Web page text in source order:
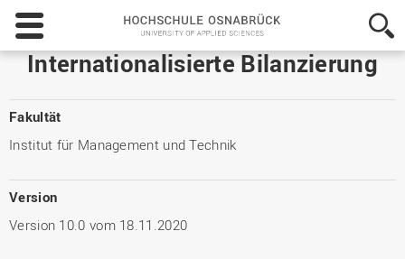
Hochschule
Osnabrück
-
University
Internationalisierte Bilanzierung
Fakultät
Institut für Management und Technik
Version
Version 10.0 vom 18.11.2020